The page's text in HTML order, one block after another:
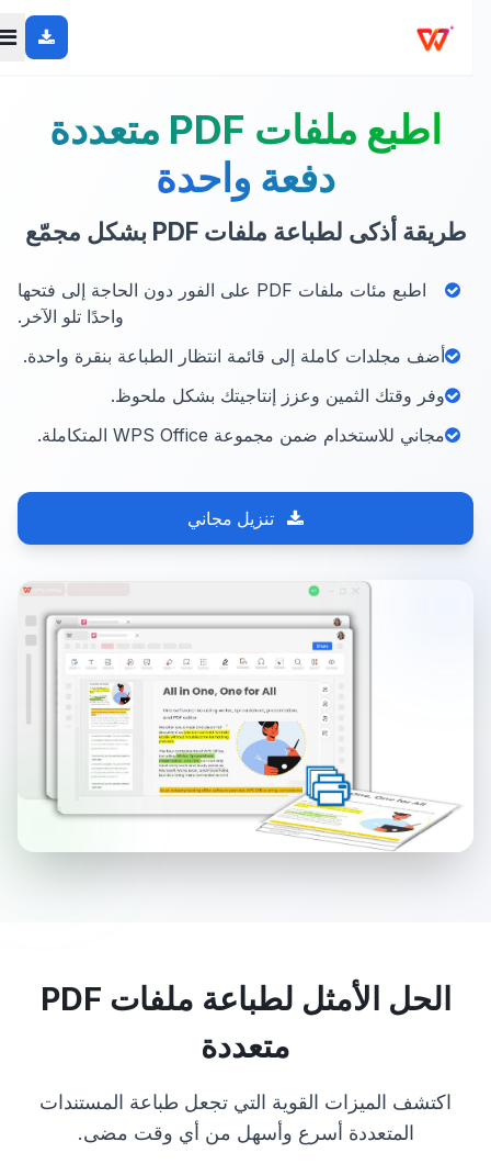
اطبع ملفات PDF متعددة
دفعة واحدة
طريقة أذكى لطباعة ملفات PDF بشكل مجمّع
اطبع مئات ملفات PDF على الفور دون الحاجة إلى فتحها
واحدًا تلو الآخر.
أضف مجلدات كاملة إلى قائمة انتظار الطباعة بنقرة واحدة.
وفر وقتك الثمين وعزز إنتاجيتك بشكل ملحوظ.
مجاني للاستخدام ضمن مجموعة WPS Office المتكاملة.
تنزيل مجاني
الحل الأمثل لطباعة ملفات PDF
متعددة
اكتشف الميزات القوية التي تجعل طباعة المستندات
المتعددة أسرع وأسهل من أي وقت مضى.